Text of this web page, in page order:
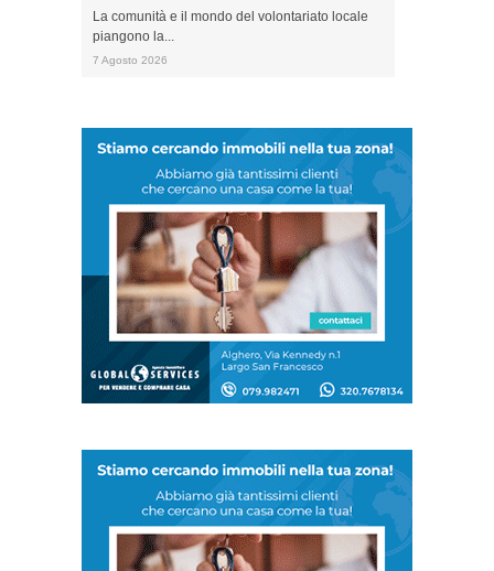
La comunità e il mondo del volontariato locale
piangono la...
7 Agosto 2026